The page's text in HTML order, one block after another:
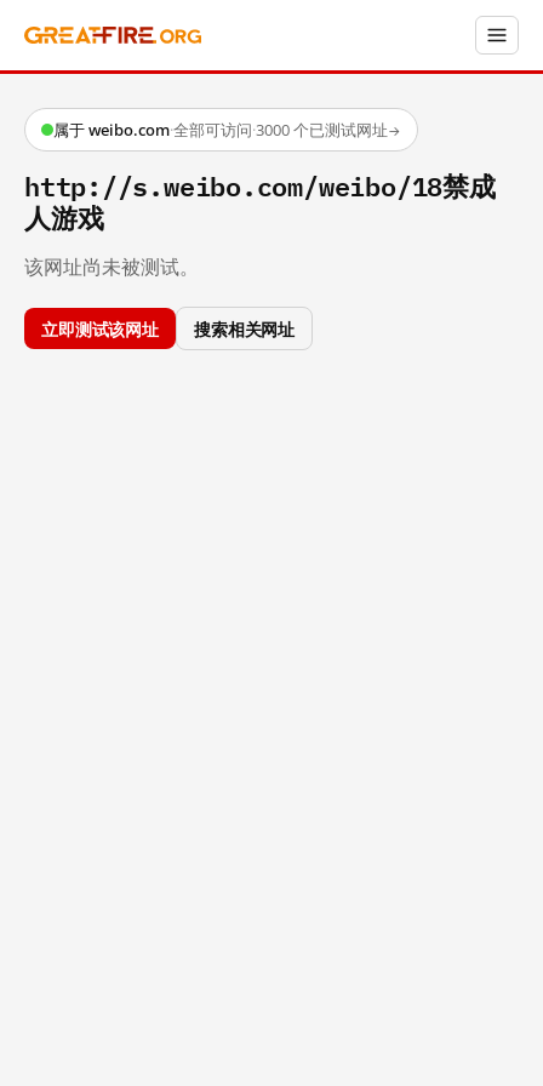
属于 weibo.com·全部可访问·3000 个已测试网址→
http://s.weibo.com/weibo/18禁成
人游戏
该网址尚未被测试。
立即测试该网址 搜索相关网址